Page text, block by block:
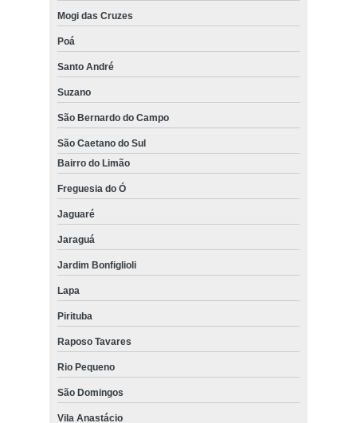
Mogi das Cruzes
Poá
Santo André
Suzano
São Bernardo do Campo
São Caetano do Sul
Bairro do Limão
Freguesia do Ó
Jaguaré
Jaraguá
Jardim Bonfiglioli
Lapa
Pirituba
Raposo Tavares
Rio Pequeno
São Domingos
Vila Anastácio